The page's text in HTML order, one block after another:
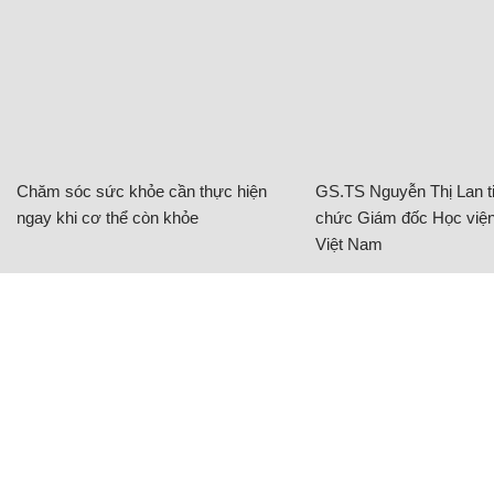
Chăm sóc sức khỏe cần thực hiện
ngay khi cơ thể còn khỏe
GS.TS Nguyễn Thị Lan
chức Giám đốc Học
Việt Nam